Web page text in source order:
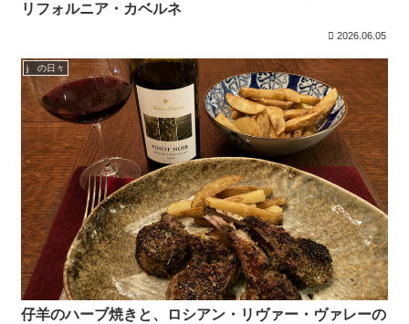
リフォルニア・カベルネ
2026.06.05
j の日々
仔羊のハーブ焼きと、ロシアン・リヴァー・ヴァレーの